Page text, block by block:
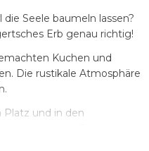
Seele baumeln lassen?
Erb genau richtig!
Kuchen und
Die rustikale Atmosphäre
Platz und in den
wird hier viel geboten,